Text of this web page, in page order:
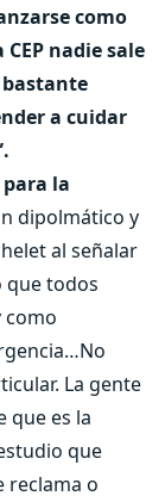
como
nadie sale
a cuidar
para la
dipolmático y
al señalar
que todos
como
La gente
que es la
que
reclama o